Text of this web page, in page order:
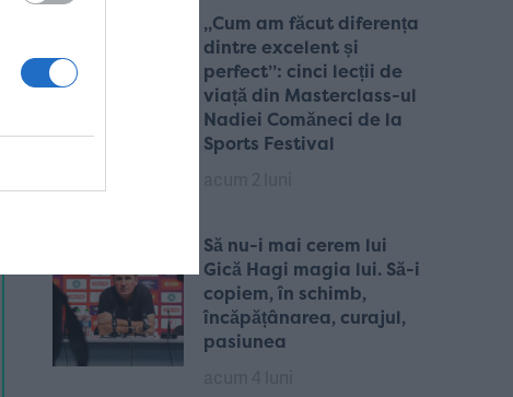
„Cum am făcut diferența
dintre excelent și
perfect”: cinci lecții de
viață din Masterclass-ul
Nadiei Comăneci de la
Sports Festival
Să nu-i mai cerem lui
Gică Hagi magia lui. Să-i
copiem, în schimb,
încăpățânarea, curajul,
pasiunea